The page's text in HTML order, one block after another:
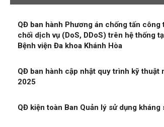
QĐ ban hành Phương án chống tấn công
chối dịch vụ (DoS, DDoS) trên hệ thống
Bệnh viện Đa khoa Khánh Hòa
QĐ ban hành cập nhật quy trình kỹ thuật
2025
QĐ kiện toàn Ban Quản lý sử dụng kháng